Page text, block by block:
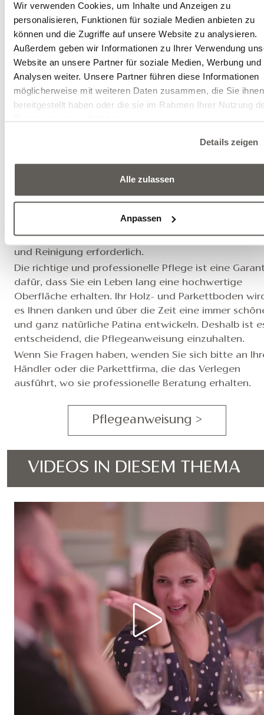
Wir verwenden Cookies, um Inhalte und Anzeigen zu
personalisieren, Funktionen für soziale Medien anbieten zu
können und die Zugriffe auf unsere Website zu analysieren.
Außerdem geben wir Informationen zu Ihrer Verwendung
Website an unsere Partner für soziale Medien, Werbung und
Analysen weiter. Unsere Partner führen diese Informationen
möglicherweise mit weiteren Daten zusammen, die Sie ihnen
bereitgestellt haben oder die sie im Rahmen Ihrer Nutzung
Details zeigen
Alle zulassen
Anpassen
Die ideale Lösung wird aber von den im Raum
herrschenden Bedingungen bestimmt, deshalb
empfehlen wir vor der Verlegung eine Konsultation
Experten.
Bitte folgen Sie immer den Anweisungen in der
Verlegeanweisung. Wenn Sie Fragen haben oder
benötigen, wenden Sie sich bitte an uns oder Ihren
Händler.
Verlegeanweisung >
und damit Sie über viele Jahre Freude an ihm haben,
regelmäßige und vor allem ordnungsgemäße Pflege
und Reinigung erforderlich.
Die richtige und professionelle Pflege ist eine
dafür, dass Sie ein Leben lang eine hochwertige
Oberfläche erhalten. Ihr Holz- und Parkettboden
es Ihnen danken und über die Zeit eine immer
und ganz natürliche Patina entwickeln. Deshalb ist
entscheidend, die Pflegeanweisung einzuhalten.
Wenn Sie Fragen haben, wenden Sie sich bitte an
Händler oder die Parkettfirma, die das Verlegen
ausführt, wo sie professionelle Beratung erhalten.
Pflegeanweisung >
VIDEOS IN DIESEM THEMA